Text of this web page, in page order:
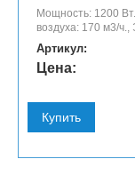
Мощность: 1200
воздуха: 170 м3/ч.,
Артикул:
Цена:
Купить